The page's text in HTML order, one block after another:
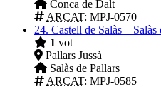
Conca de Dalt
ARCAT: MPJ-0570
24. Castell de Salàs – Salàs
1 vot
Pallars Jussà
Salàs de Pallars
ARCAT: MPJ-0585